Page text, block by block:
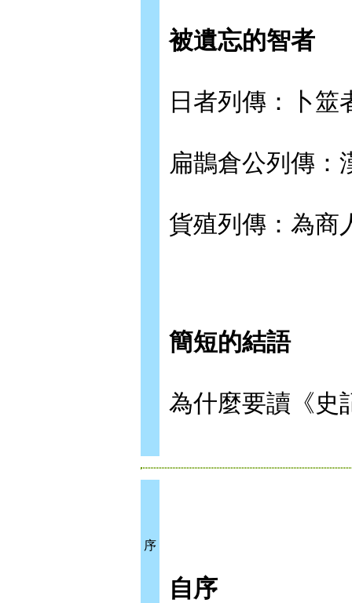
被遺忘的智者
日者列傳：卜筮
扁鵲倉公列傳：
貨殖列傳：為商
簡短的結語
為什麼要讀《史
序
自序